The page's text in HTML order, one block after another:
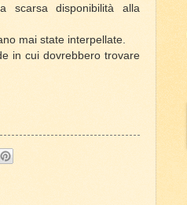
scarsa disponibilità alla
mai state interpellate.
in cui dovrebbero trovare